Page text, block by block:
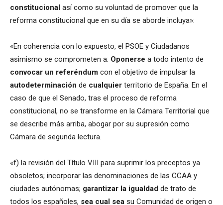
constitucional así como su voluntad de promover que la
reforma constitucional que en su día se aborde incluya»:
«En coherencia con lo expuesto, el PSOE y Ciudadanos
asimismo se comprometen a: Oponerse a todo intento de
convocar un referéndum con el objetivo de impulsar la
autodeterminación de cualquier territorio de España. En el
caso de que el Senado, tras el proceso de reforma
constitucional, no se transforme en la Cámara Territorial que
se describe más arriba, abogar por su supresión como
Cámara de segunda lectura.
«f) la revisión del Título VIII para suprimir los preceptos ya
obsoletos; incorporar las denominaciones de las CCAA y
ciudades autónomas; garantizar la igualdad de trato de
todos los españoles, sea cual sea su Comunidad de origen o